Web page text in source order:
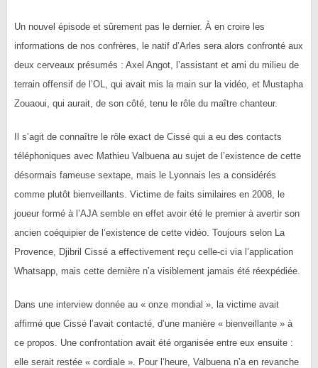
Un nouvel épisode et sûrement pas le dernier. À en croire les
informations de nos confrères, le natif d’Arles sera alors confronté aux
deux cerveaux présumés : Axel Angot, l’assistant et ami du milieu de
terrain offensif de l’OL, qui avait mis la main sur la vidéo, et Mustapha
Zouaoui, qui aurait, de son côté, tenu le rôle du maître chanteur.
Il s’agit de connaître le rôle exact de Cissé qui a eu des contacts
téléphoniques avec Mathieu Valbuena au sujet de l’existence de cette
désormais fameuse sextape, mais le Lyonnais les a considérés
comme plutôt bienveillants. Victime de faits similaires en 2008, le
joueur formé à l’AJA semble en effet avoir été le premier à avertir son
ancien coéquipier de l’existence de cette vidéo. Toujours selon La
Provence, Djibril Cissé a effectivement reçu celle-ci via l’application
Whatsapp, mais cette dernière n’a visiblement jamais été réexpédiée.
Dans une interview donnée au « onze mondial », la victime avait
affirmé que Cissé l’avait contacté, d’une manière « bienveillante » à
ce propos. Une confrontation avait été organisée entre eux ensuite :
elle serait restée « cordiale ». Pour l’heure, Valbuena n’a en revanche